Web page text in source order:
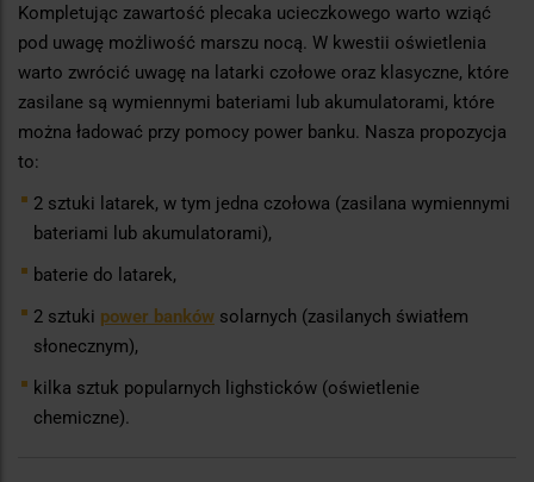
Kompletując zawartość plecaka ucieczkowego warto wziąć
pod uwagę możliwość marszu nocą. W kwestii oświetlenia
warto zwrócić uwagę na latarki czołowe oraz klasyczne, które
zasilane są wymiennymi bateriami lub akumulatorami, które
można ładować przy pomocy power banku. Nasza propozycja
to:
2 sztuki latarek, w tym jedna czołowa (zasilana wymiennymi
bateriami lub akumulatorami),
baterie do latarek,
2 sztuki power banków solarnych (zasilanych światłem
słonecznym),
kilka sztuk popularnych lighsticków (oświetlenie
chemiczne).